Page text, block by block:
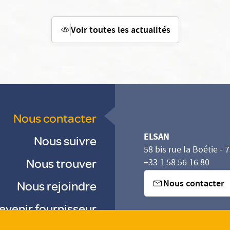
Voir toutes les actualités
Nous contacter
Nous suivre
Nous trouver
Nous rejoindre
fournisseur
ELSAN
58 bis rue la Boétie -
+33 1 58 56 16 80
Nous contacter